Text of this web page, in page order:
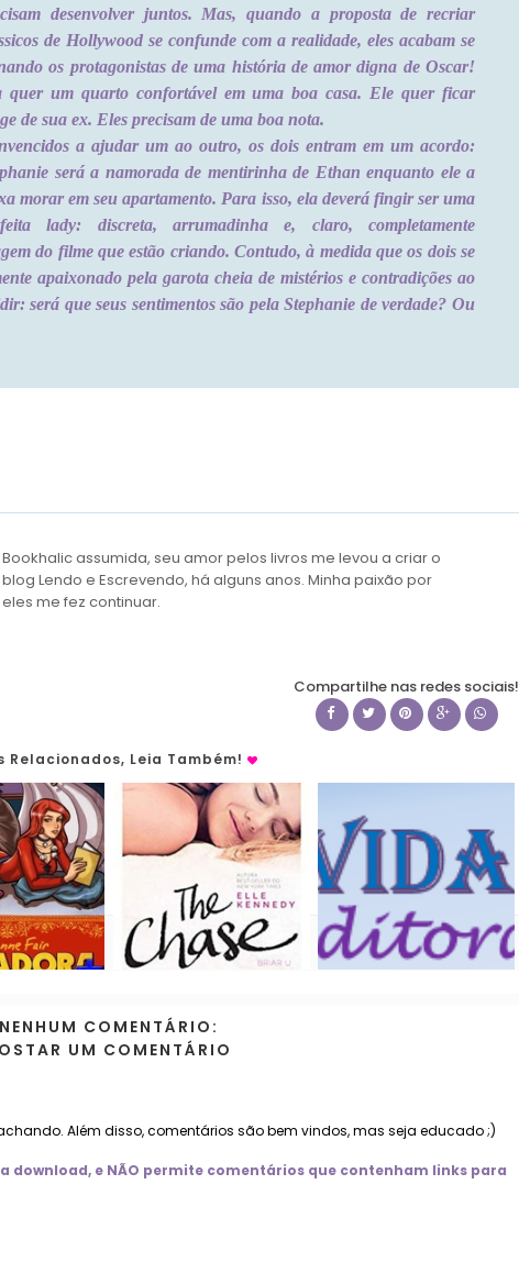
desenvolver juntos. Mas, quando a proposta de recriar
de Hollywood se confunde com a realidade, eles acabam se
os protagonistas de uma história de amor digna de Oscar!
quer um quarto confortável em uma boa casa. Ele quer ficar
de sua ex. Eles precisam de uma boa nota.
a ajudar um ao outro, os dois entram em um acordo:
será a namorada de mentirinha de Ethan enquanto ele a
morar em seu apartamento. Para isso, ela deverá fingir ser uma
lady: discreta, arrumadinha e, claro, completamente
do filme que estão criando. Contudo, à medida que os dois se
apaixonado pela garota cheia de mistérios e contradições ao
será que seus sentimentos são pela Stephanie de verdade? Ou
Bookhalic assumida, seu amor pelos livros me levou a criar o
blog Lendo e Escrevendo, há alguns anos. Minha paixão por
eles me fez continuar.
Compartilhe nas redes sociais!
Relacionados, Leia Também!
NENHUM COMENTÁRIO:
UM COMENTÁRIO
Além disso, comentários são bem vindos, mas seja educado ;)
download, e NÃO permite comentários que contenham links para